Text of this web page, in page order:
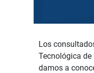
Los
Tecnológica
damos a